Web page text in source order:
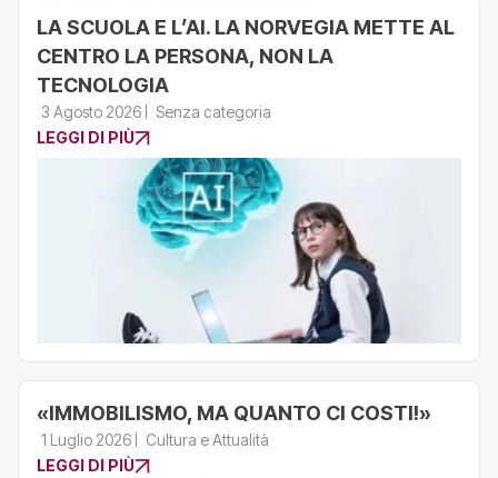
LA SCUOLA E L’AI. LA NORVEGIA METTE AL
CENTRO LA PERSONA, NON LA
TECNOLOGIA
3 Agosto 2026
Senza categoria
LEGGI DI PIÙ
«IMMOBILISMO, MA QUANTO CI COSTI!»
1 Luglio 2026
Cultura e Attualità
LEGGI DI PIÙ